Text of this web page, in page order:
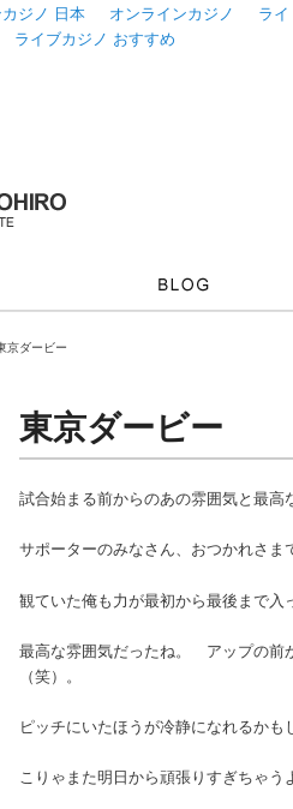
ジノ 日本 オンラインカジノ
ライ
ライブカジノ おすすめ
京ダービー
東京ダービー
試合始まる前からのあの雰囲気と最
サポーターのみなさん、おつかれさま
観ていた俺も力が最初から最後まで入
最高な雰囲気だったね。 アップの前
（笑）。
ピッチにいたほうが冷静になれるか
こりゃまた明日から頑張りすぎちゃ